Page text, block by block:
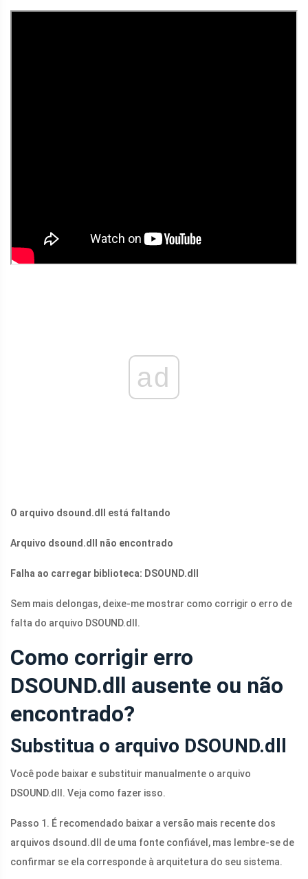
ad
O arquivo dsound.dll está faltando
Arquivo dsound.dll não encontrado
Falha ao carregar biblioteca: DSOUND.dll
Sem mais delongas, deixe-me mostrar como corrigir o erro de
falta do arquivo DSOUND.dll .
Como corrigir erro
DSOUND.dll ausente ou não
encontrado?
Substitua o arquivo DSOUND.dll
Você pode baixar e substituir manualmente o arquivo
DSOUND.dll . Veja como fazer isso.
Passo 1. É recomendado baixar a versão mais recente dos
arquivos dsound.dll
de uma fonte confiável, mas lembre-se de
confirmar se ela corresponde à arquitetura do seu sistema.